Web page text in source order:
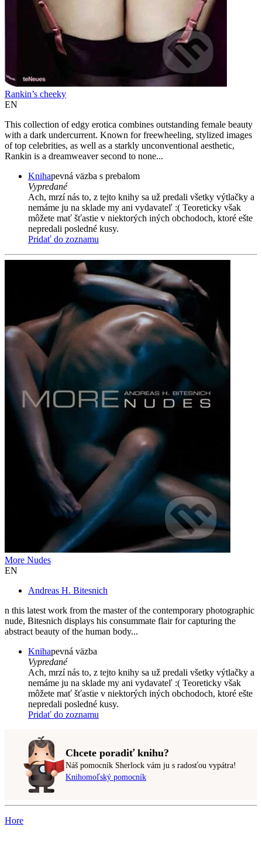
Rankin’s cheeky
EN
This collection of edgy erotica combines outstanding female beauty
with a dark undercurrent. Known for freewheeling, stylized images
of top celebrities, as well as a starkly unconventional aesthetic,
Rankin is a dreamweaver second to none...
Knihapevná väzba s prebalom
Vypredané
Ach, mrzí nás to, z tejto knihy sa už predali všetky výtlačky a
nemáme ju na sklade my ani vydavateľ :( Teoreticky však
môžete mať šťastie v niektorých iných obchodoch, ktoré ešte
nepredali posledné kusy.
Pridať do zoznamu
More Nudes
EN
Andreas H. Bitesnich
n this latest work from the master of the contemporary photographic
nude, Bitesnich displays his consummate flair for capturing the
abstract beauty of the human body...
Knihapevná väzba
Vypredané
Ach, mrzí nás to, z tejto knihy sa už predali všetky výtlačky a
nemáme ju na sklade my ani vydavateľ :( Teoreticky však
môžete mať šťastie v niektorých iných obchodoch, ktoré ešte
nepredali posledné kusy.
Pridať do zoznamu
Chcete poradiť knihu?
Náš pomocník Sherlock vám ju s radosťou vypátra!
Knihomoľský pomocník
Hore